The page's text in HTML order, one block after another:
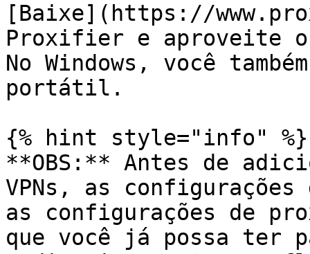
[Baixe](https://
Proxifier e aproveite
No Windows, você
portátil.
{% hint style="info" %}
**OBS:** Antes de
VPNs, as
as configurações de
que você já possa ter